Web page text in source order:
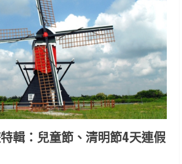
輯：兒童節、清明節4天連假